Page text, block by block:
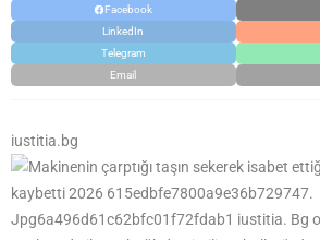
Facebook
LinkedIn
Telegram
Email
iustitia.bg